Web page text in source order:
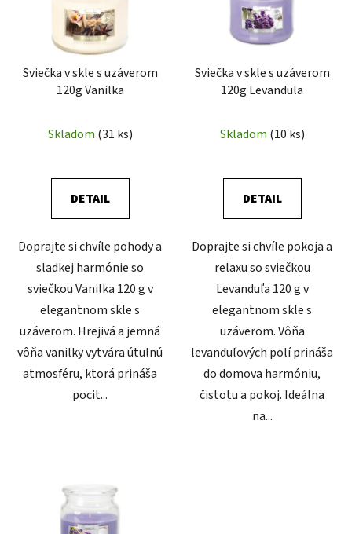
Sviečka v skle s uzáverom
120g Vanilka
Skladom (31 ks)
DETAIL
Doprajte si chvíle pohody a
sladkej harmónie so
sviečkou Vanilka 120 g v
elegantnom skle s
uzáverom. Hrejivá a jemná
vôňa vanilky vytvára útulnú
atmosféru, ktorá prináša
pocit...
Sviečka v skle s uzáverom
120g Levandula
Skladom (10 ks)
DETAIL
Doprajte si chvíle pokoja a
relaxu so sviečkou
Levanduľa 120 g v
elegantnom skle s
uzáverom. Vôňa
levanduľových polí prináša
do domova harmóniu,
čistotu a pokoj. Ideálna
na...